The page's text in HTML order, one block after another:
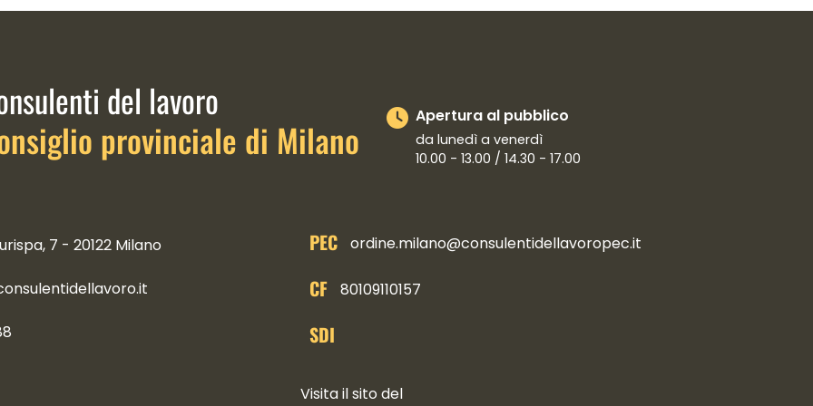
istituzionali
del lavoro
provinciale di Milano
Apertura al pubblico
da lunedì a venerdì
10.00 - 13.00 / 14.30 - 17.00
7 - 20122 Milano PEC ordine.milano@consulentidellavoropec.it
CF 80109110157
SDI
Visita il sito del